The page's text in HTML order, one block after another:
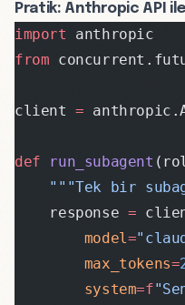
Pratik: Anthropic API
import anthropic
from
client =
def run_subagent
"""Tek bir
    response
=
        model
=
        max_tokens
=
        system
=f